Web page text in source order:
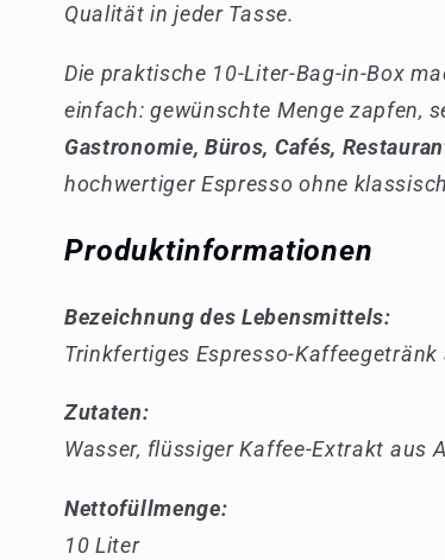
Qualität in jeder Tasse.
Die praktische 10-Liter-Bag-in-Box
einfach: gewünschte Menge zapfen,
Gastronomie, Büros, Cafés,
hochwertiger Espresso ohne
Produktinformationen
Bezeichnung des Lebensmittels:
Trinkfertiges Espresso-
Zutaten:
Wasser, flüssiger Kaffee-Extrakt aus
Nettofüllmenge:
10 Liter